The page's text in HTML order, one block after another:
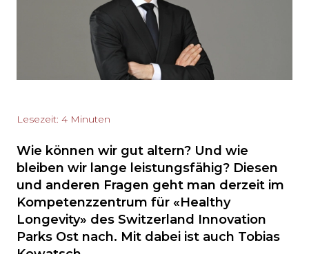
Lesezeit: 4 Minuten
Wie können wir gut altern? Und wie
bleiben wir lange leistungsfähig? Diesen
und anderen Fragen geht man derzeit im
Kompetenzzentrum für «Healthy
Longevity» des Switzerland Innovation
Parks Ost nach. Mit dabei ist auch Tobias